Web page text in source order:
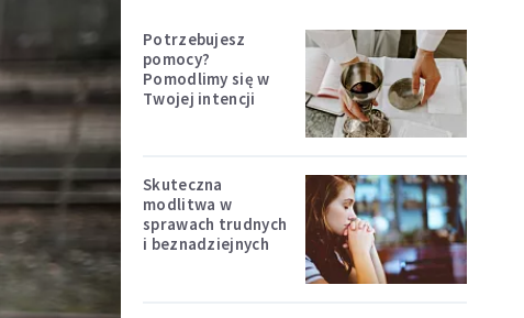
Potrzebujesz
pomocy?
Pomodlimy się w
Twojej intencji
Skuteczna
modlitwa w
sprawach trudnych
i beznadziejnych